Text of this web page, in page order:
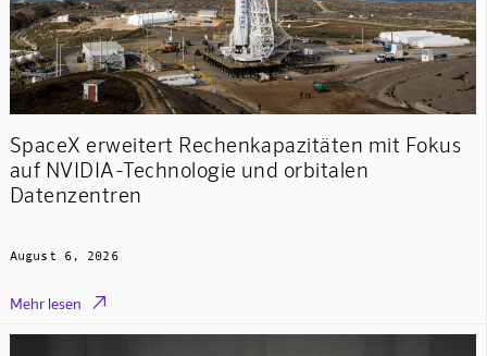
SpaceX erweitert Rechenkapazitäten mit Fokus
auf NVIDIA-Technologie und orbitalen
Datenzentren
August 6, 2026
Mehr lesen 